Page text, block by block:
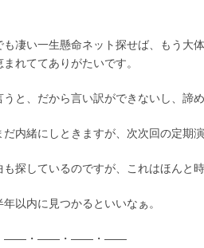
も凄い一生懸命ネット探せば、もう大
れててありがたいです。
うと、だから言い訳ができないし、諦
だ内緒にしときますが、次次回の定期
も探しているのですが、これはほんと
年以内に見つかるといいなぁ。
――・――・――・――